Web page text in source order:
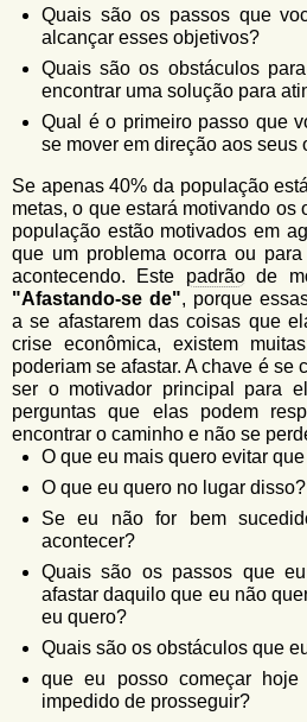
Quais são os passos que
alcançar esses objetivos?
Quais são os obstáculos
encontrar uma solução para
Qual é o primeiro passo que
se mover em direção aos seus
Se apenas 40% da população
metas, o que estará motivando os
população estão motivados em
que um problema ocorra ou
acontecendo. Este padrãode
"Afastando-se de", porque
a se afastarem das coisas que
crise econômica, existem
poderiam se afastar. A chave é se
ser o motivador principal para
perguntas que elas podem
encontrar o caminho e não se
O que eu mais quero evitar
O que eu quero no lugar disso?
Se eu não for bem
acontecer?
Quais são os passos que
afastar daquilo que eu não
eu quero?
Quais são os obstáculos que
que eu posso começar
impedido de prosseguir?